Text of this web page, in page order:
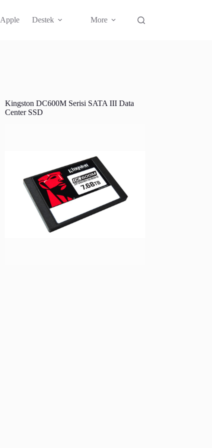
Apple Destek More
Kingston DC600M Serisi SATA III Data
Center SSD